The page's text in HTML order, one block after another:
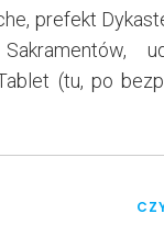
prefekt
(tu, po